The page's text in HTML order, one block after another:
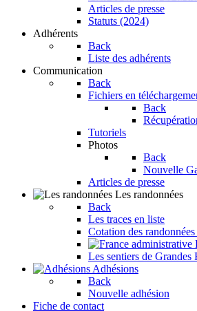
Articles de presse
Statuts (2024)
Adhérents
Back
Liste des adhérents
Communication
Back
Fichiers en
Back
Tutoriels
Photos
Back
Nouvelle
Articles de presse
Les randonnées
Back
Les traces en liste
Cotation des
Les sentiers de Grandes
Adhésions
Back
Nouvelle adhésion
Fiche de contact